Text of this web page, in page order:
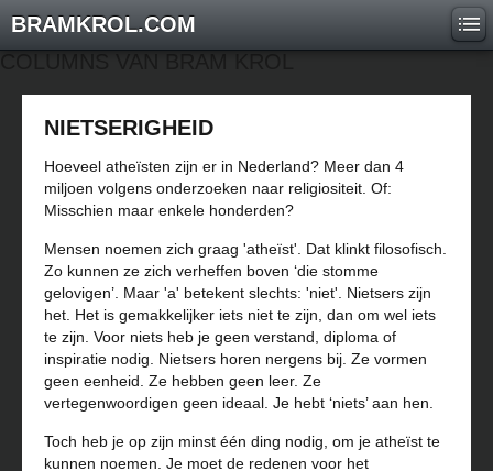
BRAMKROL.COM
NIETSERIGHEID
Hoeveel atheïsten zijn er in Nederland? Meer dan 4
miljoen volgens onderzoeken naar religiositeit. Of:
Misschien maar enkele honderden?
Mensen noemen zich graag 'atheïst'. Dat klinkt filosofisch.
Zo kunnen ze zich verheffen boven ‘die stomme
gelovigen’. Maar 'a' betekent slechts: 'niet'. Nietsers zijn
het. Het is gemakkelijker iets niet te zijn, dan om wel iets
te zijn. Voor niets heb je geen verstand, diploma of
inspiratie nodig. Nietsers horen nergens bij. Ze vormen
geen eenheid. Ze hebben geen leer. Ze
vertegenwoordigen geen ideaal. Je hebt ‘niets’ aan hen.
Toch heb je op zijn minst één ding nodig, om je atheïst te
kunnen noemen. Je moet de redenen voor het